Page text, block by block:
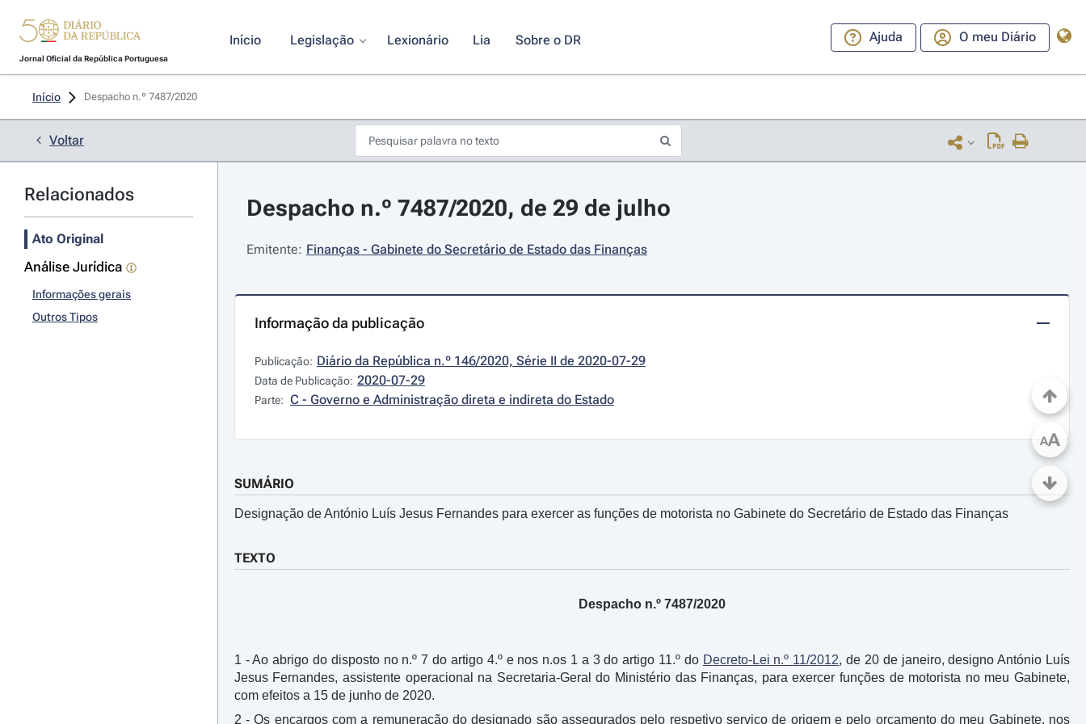
Jornal Oficial da República Portuguesa
Início Legislação Lexionário Lia Sobre o DR Ajuda O meu Diário
Início Despacho n.º 7487/2020
Voltar
Relacionados
Ato Original
Análise Jurídica
Informações gerais
Outros Tipos
Despacho n.º 7487/2020, de 29 de julho
Emitente: Finanças - Gabinete do Secretário de Estado das Finanças
Informação da publicação
Publicação: Diário da República n.º 146/2020, Série II de 2020-07-29
Data de Publicação: 2020-07-29
Parte: C - Governo e Administração direta e indireta do Estado
SUMÁRIO
Designação de António Luís Jesus Fernandes para exercer as funções de motorista no Gabinete do Secretário de Estado das Finanças
TEXTO
Despacho n.º 7487/2020
1 - Ao abrigo do disposto no n.º 7 do artigo 4.º e nos n.os 1 a 3 do artigo 11.º do Decreto-Lei n.º 11/2012, de 20 de janeiro, designo António Luís
Jesus Fernandes, assistente operacional na Secretaria-Geral do Ministério das Finanças, para exercer funções de motorista no meu Gabinete,
com efeitos a 15 de junho de 2020.
2 - Os encargos com a remuneração do designado são assegurados pelo respetivo serviço de origem e pelo orçamento do meu Gabinete, nos
AA